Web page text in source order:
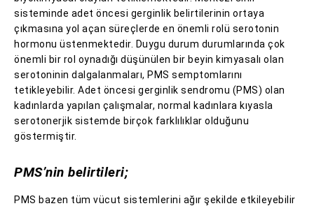
sisteminde adet öncesi gerginlik belirtilerinin ortaya
çıkmasına yol açan süreçlerde en önemli rolü serotonin
hormonu üstenmektedir. Duygu durum durumlarında çok
önemli bir rol oynadığı düşünülen bir beyin kimyasalı olan
serotoninin dalgalanmaları, PMS semptomlarını
tetikleyebilir. Adet öncesi gerginlik sendromu (PMS) olan
kadınlarda yapılan çalışmalar, normal kadınlara kıyasla
serotonerjik sistemde birçok farklılıklar olduğunu
göstermiştir.
PMS’nin belirtileri;
PMS bazen tüm vücut sistemlerini ağır şekilde etkileyebilir